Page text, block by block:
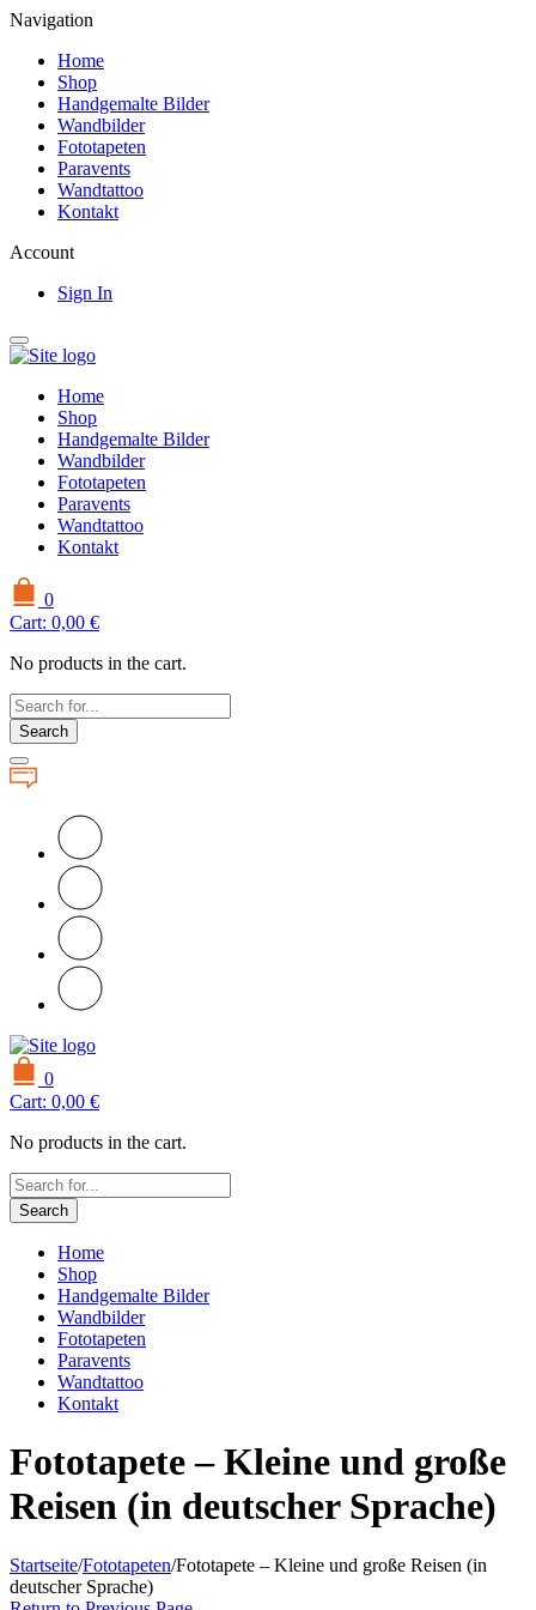
Navigation
Home
Shop
Handgemalte Bilder
Wandbilder
Fototapeten
Paravents
Wandtattoo
Kontakt
Account
Sign In
Home
Shop
Handgemalte Bilder
Wandbilder
Fototapeten
Paravents
Wandtattoo
Kontakt
0
Cart: 0,00 €
No products in the cart.
Search
0
Cart: 0,00 €
No products in the cart.
Search
Home
Shop
Handgemalte Bilder
Wandbilder
Fototapeten
Paravents
Wandtattoo
Kontakt
Fototapete – Kleine und große
Reisen (in deutscher Sprache)
Startseite/Fototapeten/Fototapete – Kleine und große Reisen (in
deutscher Sprache)